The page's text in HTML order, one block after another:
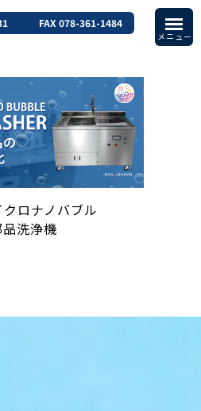
FAX 078-361-1484
ロナノバブル
洗浄機